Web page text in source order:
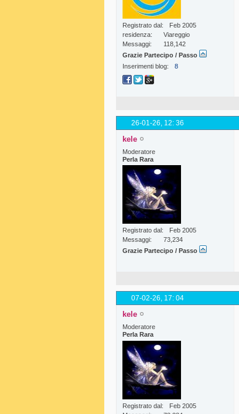
Registrato dal
Feb 2005
residenza
Viareggio
Messaggi
118,142
Grazie Partecipo / Passo
Inserimenti blog
8
26-01-26, 12: 36
kele
Moderatore
Perla Rara
Registrato dal
Feb 2005
Messaggi
73,234
Grazie Partecipo / Passo
07-02-26, 17: 04
kele
Moderatore
Perla Rara
Registrato dal
Feb 2005